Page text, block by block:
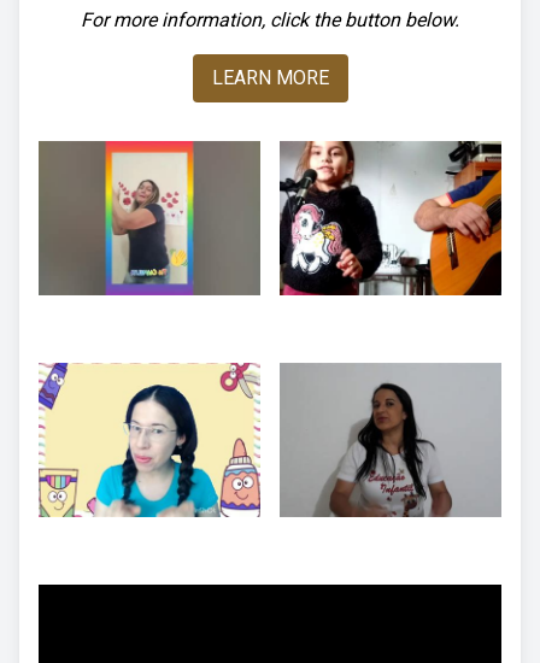
For more information, click the button below.
LEARN MORE